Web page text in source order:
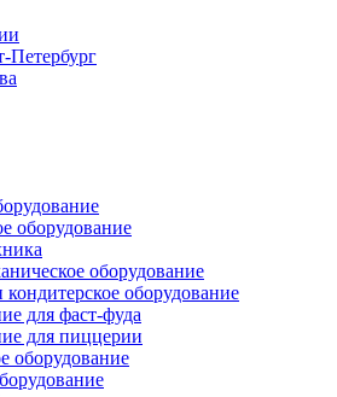
Петербург
оборудование
оборудование
кондитерское оборудование
для фаст-фуда
для пиццерии
оборудование